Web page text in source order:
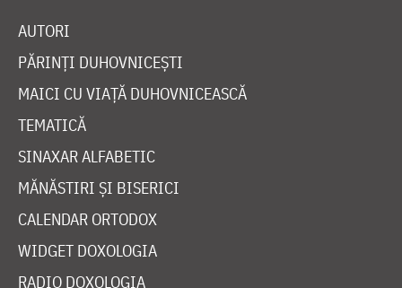
AUTORI
PĂRINȚI DUHOVNICEȘTI
MAICI CU VIAȚĂ DUHOVNICEASCĂ
TEMATICĂ
SINAXAR ALFABETIC
MĂNĂSTIRI ȘI BISERICI
CALENDAR ORTODOX
WIDGET DOXOLOGIA
RADIO DOXOLOGIA